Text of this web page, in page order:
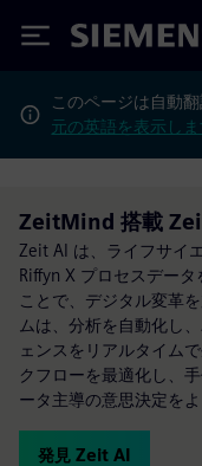
Siemens
このページは自動
元の英語を表示しま
ZeitMind 搭載
Zeit AI は、ライフサイ
Riffyn X プロセスデー
ことで、デジタル変革
ムは、分析を自動化し
ェンスをリアルタイム
クフローを最適化し、
ータ主導の意思決定を
発見 Zeit AI